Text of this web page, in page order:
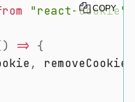
"react-cookie"
) => {
, removeCookie
COPY